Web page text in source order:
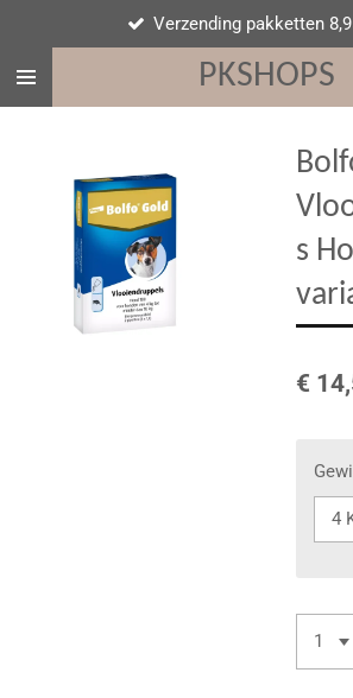
naar
PKSHOPS
Verzending pakketten
s
€